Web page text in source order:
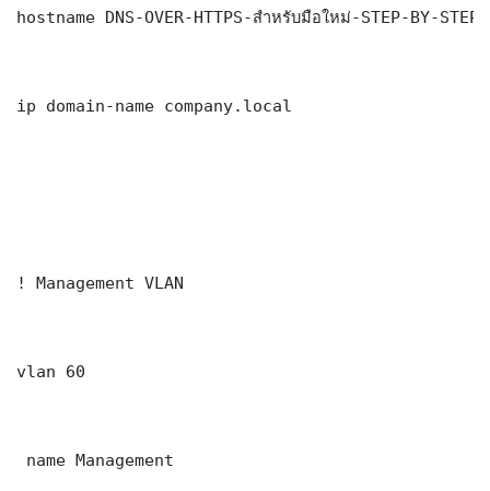
hostname DNS-OVER-HTTPS-สำหรับมือใหม่-STEP-BY-STEP-
ip domain-name company.local
! Management VLAN
vlan 60
name Management